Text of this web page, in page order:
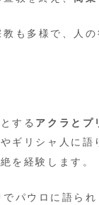
も多様で、人
する アクラとプ
ギリシャ人に語
を経験します。
パウロに語られ